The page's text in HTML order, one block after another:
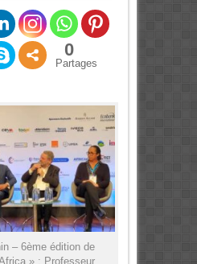
0
Partages
– 6ème édition de
» : Professeur